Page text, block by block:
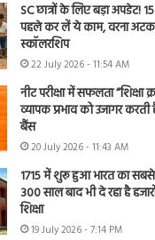
SC छात्रों के लिए बड़ा अपडेट!
पहले कर लें ये काम, वरना
स्कॉलरशिप
22 July 2026 - 11:54 AM
नीट परीक्षा में सफलता “शिक्षा
व्यापक प्रभाव को उजागर करती
बैंस
20 July 2026 - 11:43 AM
1715 में शुरू हुआ भारत का सबसे
300 साल बाद भी दे रहा है
शिक्षा
19 July 2026 - 7:14 PM